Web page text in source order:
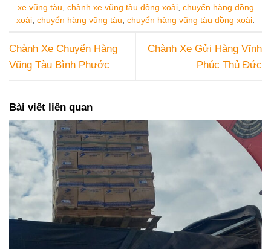
xe vũng tàu chành xe vũng tàu đồng xoài, chuyển hàng đồng
xoài chuyển hàng vũng tàu chuyển hàng vũng tàu đồng xoài
Chành Xe Chuyển Hàng
Vũng Tàu Bình Phước
Chành Xe Gửi Hàng Vĩnh
Phúc Thủ Đức
Bài viết liên quan